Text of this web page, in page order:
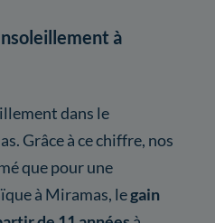
à
dans le
Grâce à ce chiffre, nos
que pour une
à Miramas, legain